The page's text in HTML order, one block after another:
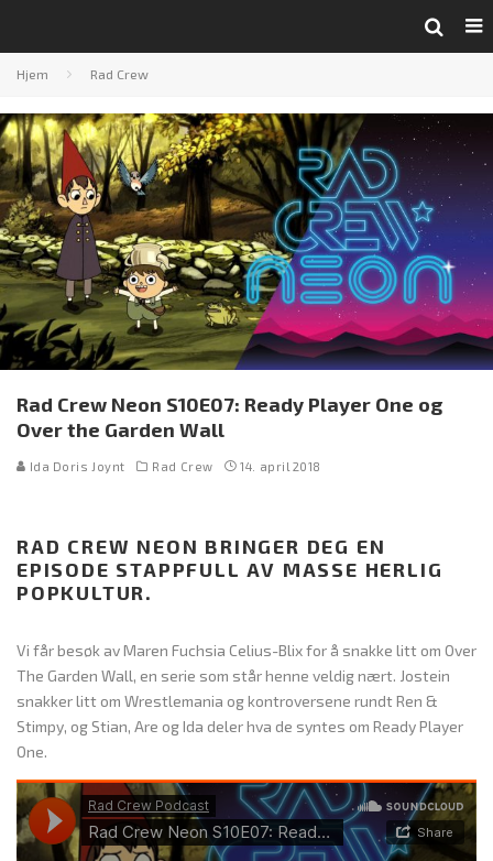
Hjem Rad Crew
Rad Crew Neon S10E07: Ready Player One og
Over the Garden Wall
Ida Doris Joynt Rad Crew 14. april 2018
RAD CREW NEON BRINGER DEG EN
EPISODE STAPPFULL AV MASSE HERLIG
POPKULTUR.
Vi får besøk av Maren Fuchsia Celius-Blix for å snakke litt om Over
The Garden Wall, en serie som står henne veldig nært. Jostein
snakker litt om Wrestlemania og kontroversene rundt Ren &
Stimpy, og Stian, Are og Ida deler hva de syntes om Ready Player
One.